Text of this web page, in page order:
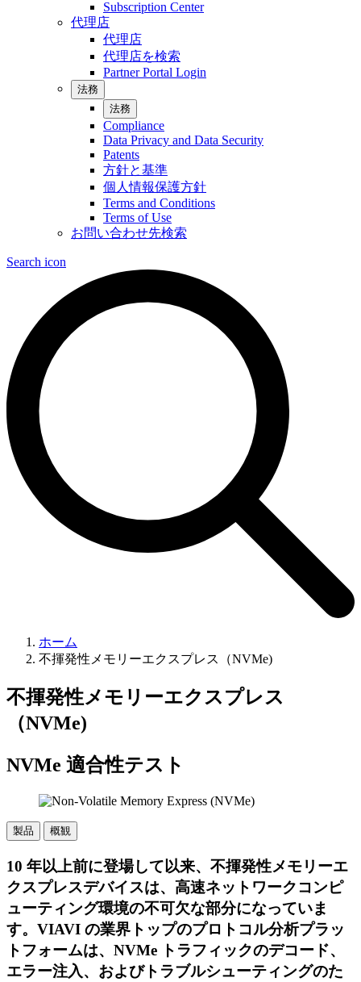
Subscription Center
代理店
代理店
代理店を検索
Partner Portal Login
法務
法務
Compliance
Data Privacy and Data Security
Patents
方針と基準
個人情報保護方針
Terms and Conditions
Terms of Use
お問い合わせ先検索
Search icon
ホーム
不揮発性メモリーエクスプレス（NVMe)
不揮発性メモリーエクスプレス
（NVMe)
NVMe 適合性テスト
製品 概観
10 年以上前に登場して以来、不揮発性メモリーエ
クスプレスデバイスは、高速ネットワークコンピ
ューティング環境の不可欠な部分になっていま
す。VIAVI の業界トップのプロトコル分析プラッ
トフォームは、NVMe トラフィックのデコード、
エラー注入、およびトラブルシューティングのた